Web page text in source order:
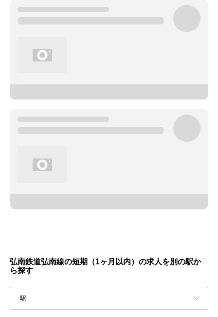
弘南鉄道弘南線の短期（1ヶ月以内）の求人を別の駅か
ら探す
駅